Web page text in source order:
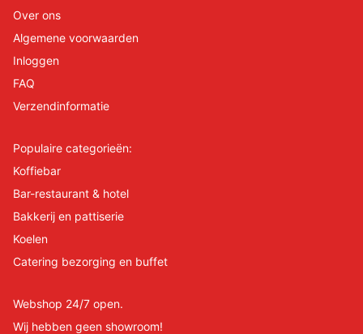
Over ons
Algemene voorwaarden
Inloggen
FAQ
Verzendinformatie
Populaire categorieën:
Koffiebar
Bar-restaurant & hotel
Bakkerij en pattiserie
Koelen
Catering bezorging en buffet
Webshop 24/7 open.
Wij hebben geen showroom!